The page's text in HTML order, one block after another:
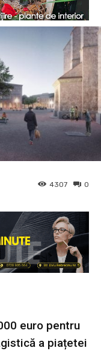
0
4307
euro pentru
a piațetei